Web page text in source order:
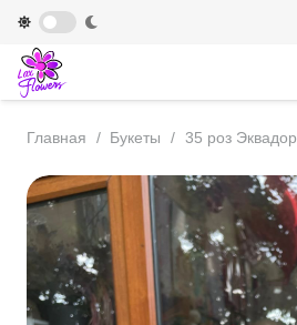
Главная / Букеты / 35 роз Эквадор